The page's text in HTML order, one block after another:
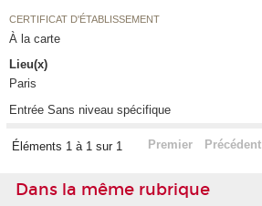
CERTIFICAT D'ÉTABLISSEMENT
À la carte
Lieu(x)
Paris
Entrée Sans niveau spécifique
Éléments 1 à 1 sur 1 Premier Précédent
Dans la même rubrique